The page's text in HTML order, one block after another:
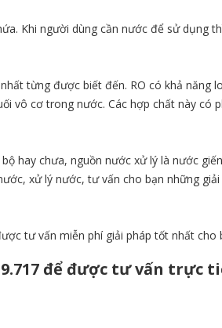
Khi người dùng cần nước để sử dụng
từng được biết đến. RO có khả năng
vô cơ trong nước. Các hợp chất này
hay chưa, nguồn nước xử lý là nước
xử lý nước, tư vấn cho bạn những
tư vấn miễn phí giải pháp tốt nhất cho
để được tư vấn trực